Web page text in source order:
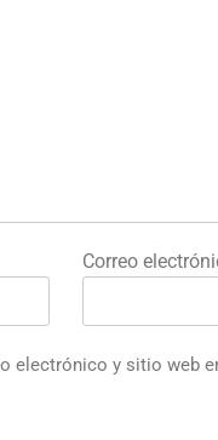
Correo
electrónico y sitio web